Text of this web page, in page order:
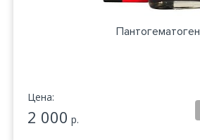
Пантогематоген
Цена:
2 000 р.